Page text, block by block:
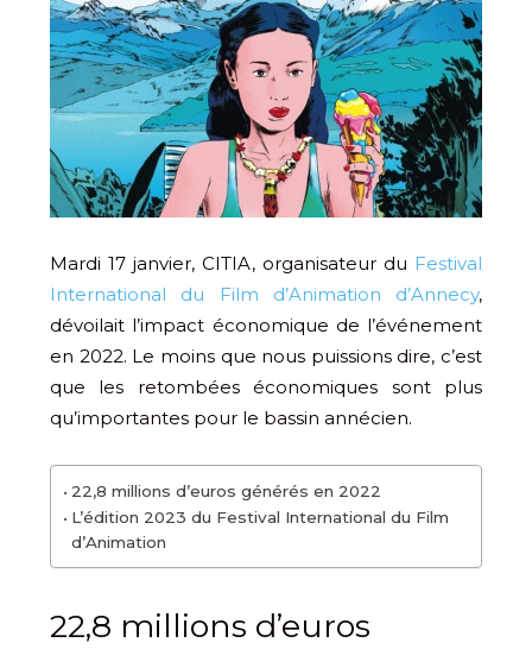
Mardi 17 janvier, CITIA, organisateur du Festival
International du Film d’Animation d’Annecy,
dévoilait l’impact économique de l’événement
en 2022. Le moins que nous puissions dire, c’est
que les retombées économiques sont plus
qu’importantes pour le bassin annécien.
22,8 millions d’euros générés en 2022
L’édition 2023 du Festival International du Film
d’Animation
22,8 millions d’euros